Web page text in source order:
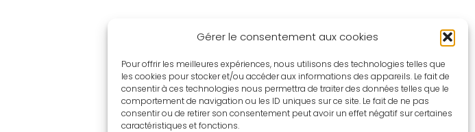
Gérer le consentement aux cookies
Pour offrir les meilleures expériences, nous utilisons des technologies telles que
les cookies pour stocker et/ou accéder aux informations des appareils. Le fait de
consentir à ces technologies nous permettra de traiter des données telles que le
comportement de navigation ou les ID uniques sur ce site. Le fait de ne pas
consentir ou de retirer son consentement peut avoir un effet négatif sur certaines
caractéristiques et fonctions.